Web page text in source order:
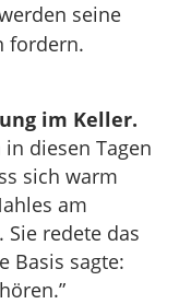
seine
fordern.
im Keller.
diesen Tagen
sich warm
am
redete das
Basis sagte: